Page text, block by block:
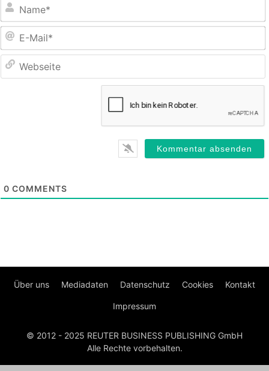
0 COMMENTS
Über uns Mediadaten Datenschutz Cookies Kontakt
Impressum
© 2012 - 2025 REUTER BUSINESS PUBLISHING GmbH
Alle Rechte vorbehalten.